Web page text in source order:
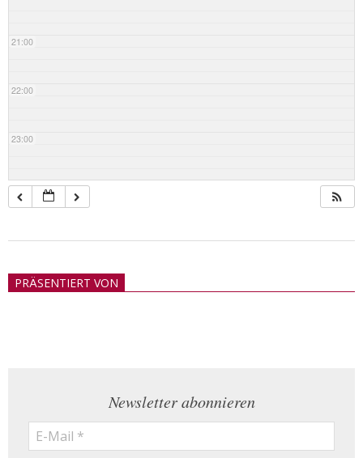
21:00
22:00
23:00
21PRÄSENTIERT VON
Newsletter abonnieren